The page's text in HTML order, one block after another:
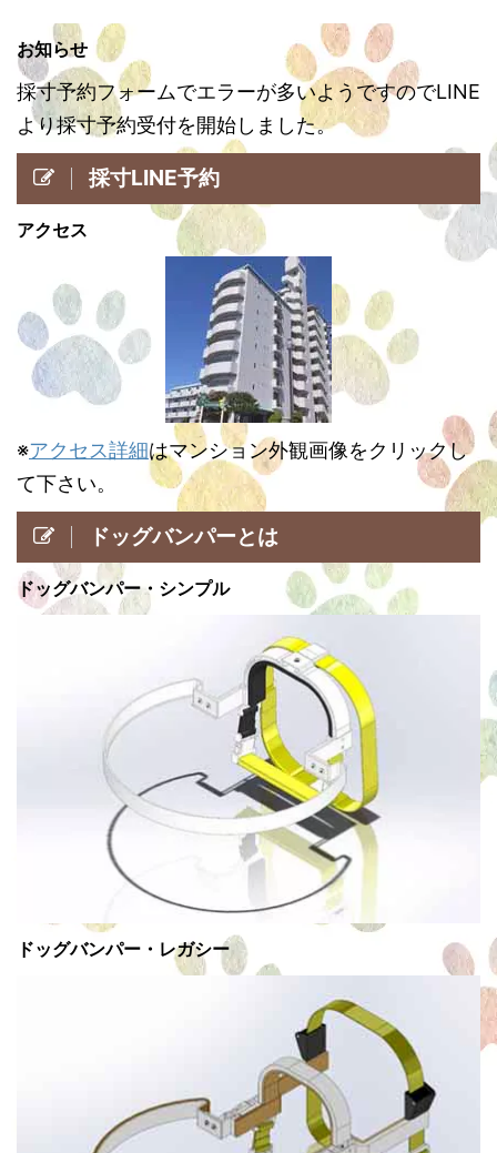
お知らせ
採寸予約フォームでエラーが多いようですのでLINE
より採寸予約受付を開始しました。
採寸LINE予約
アクセス
※アクセス詳細はマンション外観画像をクリックし
て下さい。
ドッグバンパーとは
ドッグバンパー・シンプル
ドッグバンパー・レガシー